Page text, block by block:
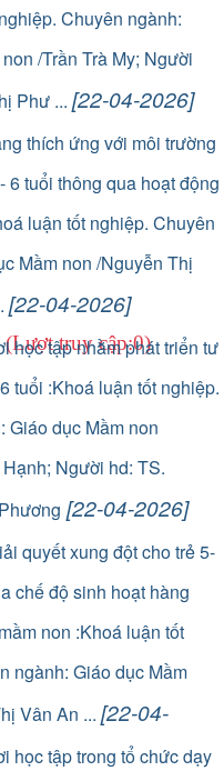
Chuyên ngành:
/Trần Trà My; Người
Phư ... [22-04-2026]
truy cập:0)
thích ứng với môi trường
6 tuổi thông qua hoạt động
luận tốt nghiệp. Chuyên
Mầm non /Nguyễn Thị
[22-04-2026]
truy cập:0)
học tập nhằm phát triển tư
tuổi :Khoá luận tốt nghiệp.
Giáo dục Mầm non
Người hd: TS.
[22-04-2026]
truy cập:0)
quyết xung đột cho trẻ 5-
chế độ sinh hoạt hàng
non :Khoá luận tốt
ngành: Giáo dục Mầm
Vân An ... [22-04-
học tập trong tổ chức dạy